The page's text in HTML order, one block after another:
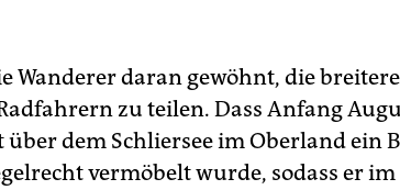
Wanderer daran gewöhnt, die
zu teilen. Dass Anfang
über dem Schliersee im Oberland ein
vermöbelt wurde, sodass er